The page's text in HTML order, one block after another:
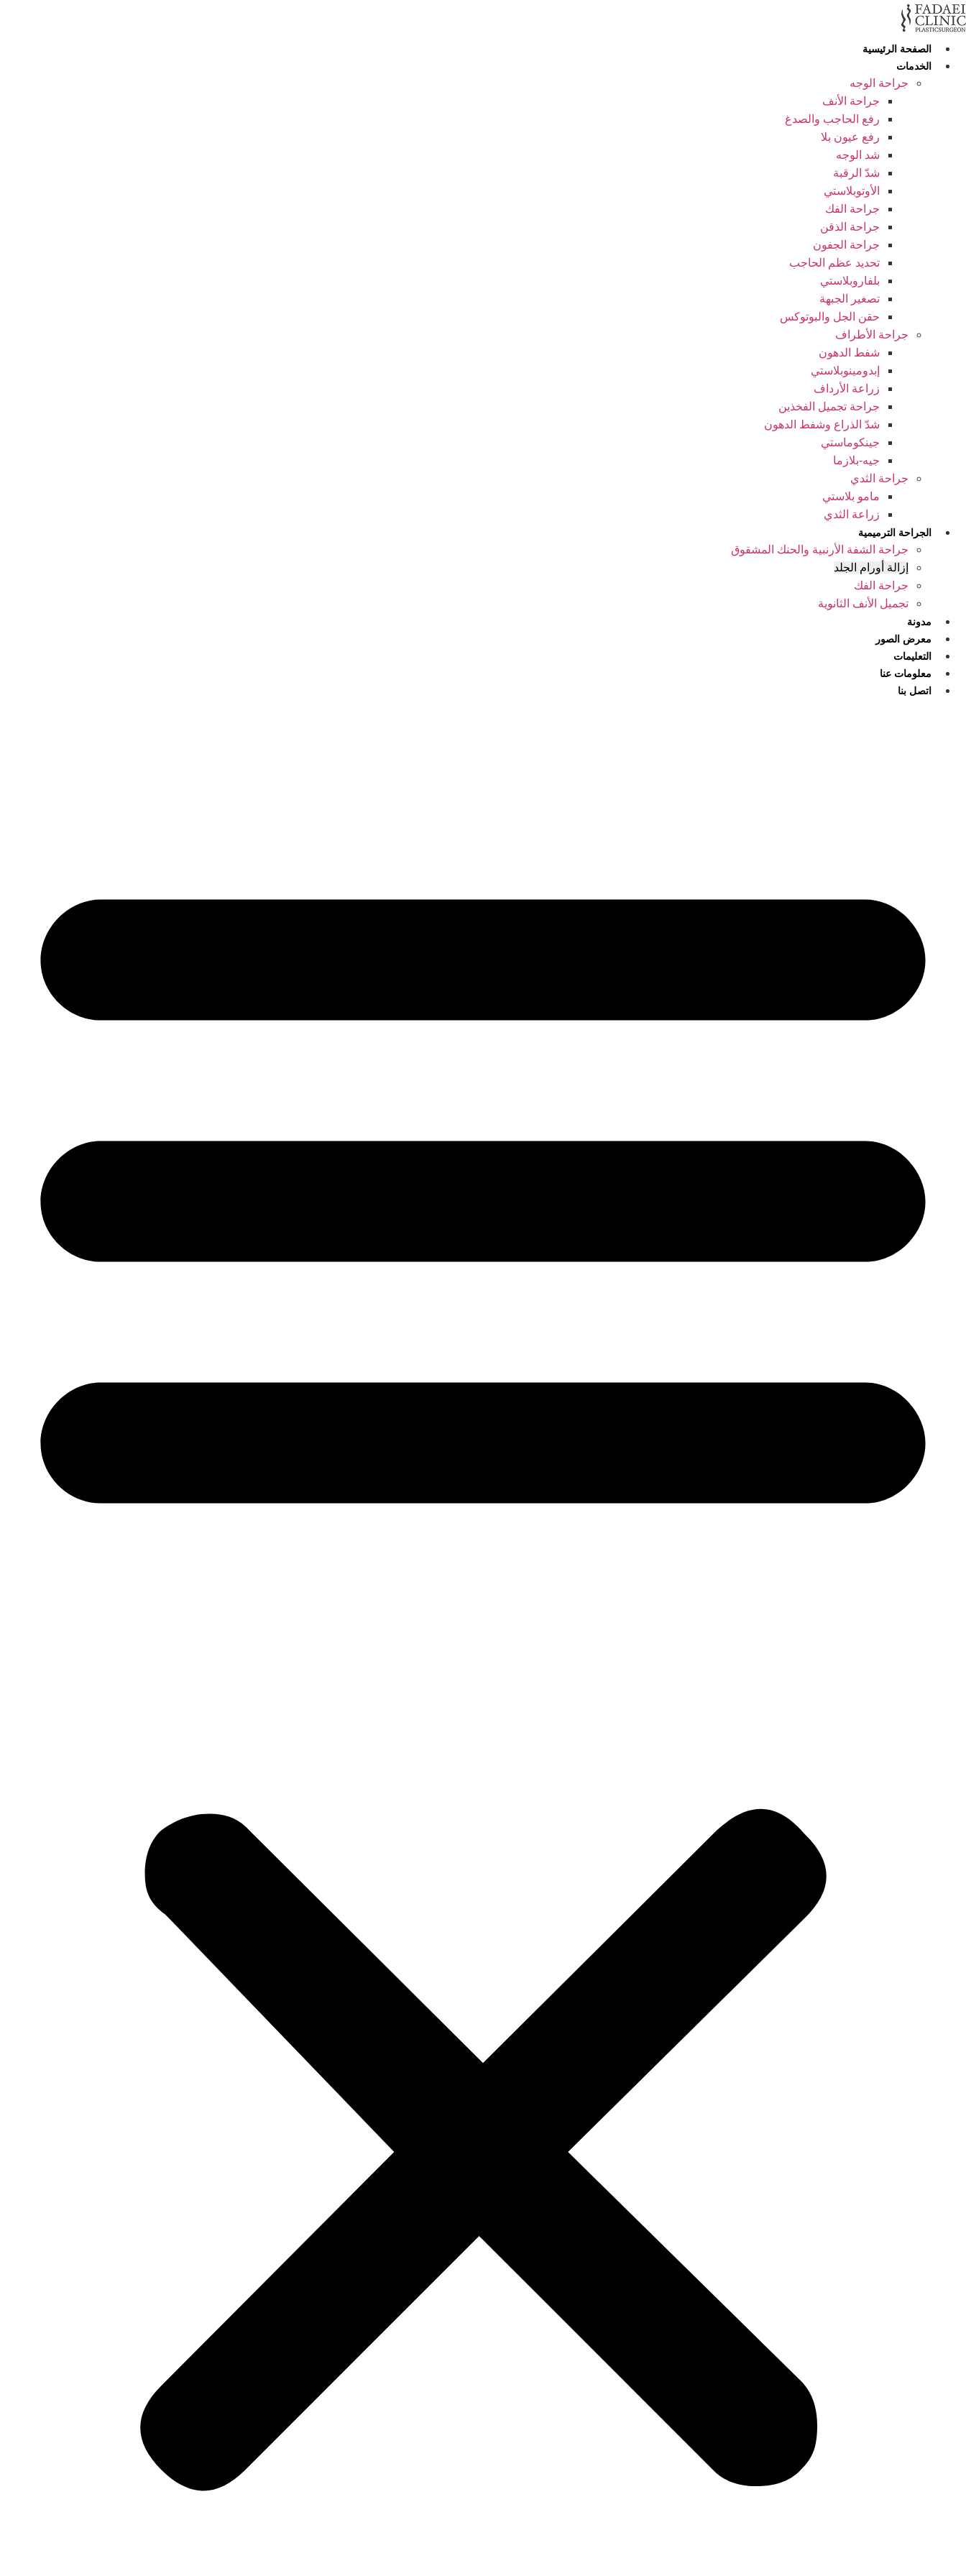
Skip
to
contentالصفحة الرئيسية
الخدمات
جراحة الوجه
جراحة الأنف
رفع الحاجب والصدغ
رفع عيون بلا
شد الوجه
شدّ الرقبة
الأوتوبلاستي
جراحة الفك
جراحة الذقن
جراحة الجفون
تحديد عظم الحاجب
بلفاروبلاستي
تصغير الجبهة
حقن الجل والبوتوكس
جراحة الأطراف
شفط الدهون
إبدومينوبلاستي
زراعة الأرداف
جراحة تجميل الفخذين
شدّ الذراع وشفط الدهون
جينكوماستي
جيه-بلازما
جراحة الثدي
مامو بلاستي
زراعة الثدي
الجراحة الترميمية
جراحة الشفة الأرنبية والحنك المشقوق
إزالة أورام الجلد
جراحة الفك
تجمیل الأنف الثانوية
مدونة
معرض الصور
التعليمات
معلومات عنا
اتصل بنا